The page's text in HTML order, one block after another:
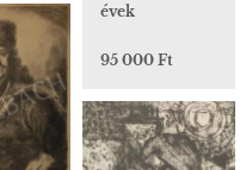
évek
95 000 Ft